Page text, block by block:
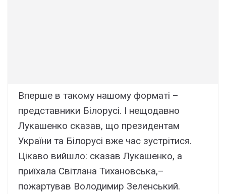
Вперше в такому нашому форматі –
представники Білорусі. І нещодавно
Лукашенко сказав, що президентам
України та Білорусі вже час зустрітися.
Цікаво вийшло: сказав Лукашенко, а
приїхала Світлана Тихановська,–
пожартував Володимир Зеленський.